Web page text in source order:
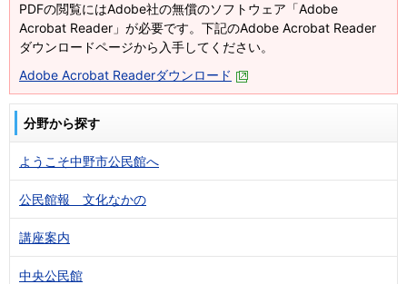
PDFの閲覧にはAdobe社の無償のソフトウェア「Adobe
Acrobat Reader」が必要です。下記のAdobe Acrobat Reader
ダウンロードページから入手してください。
Adobe Acrobat Readerダウンロード
分野から探す
ようこそ中野市公民館へ
公民館報 文化なかの
講座案内
中央公民館